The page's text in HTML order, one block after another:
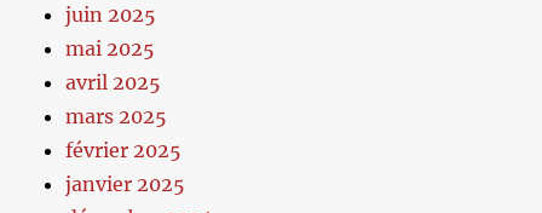
juin 2025
mai 2025
avril 2025
mars 2025
février 2025
janvier 2025